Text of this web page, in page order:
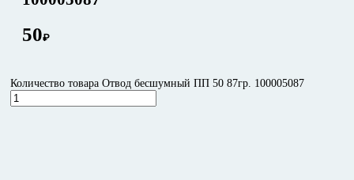
50₽
Количество товара Отвод бесшумный ПП 50 87гр. 100005087